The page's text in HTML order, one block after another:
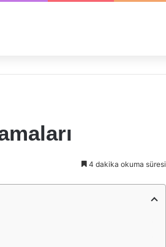
4 dakika okuma süresi